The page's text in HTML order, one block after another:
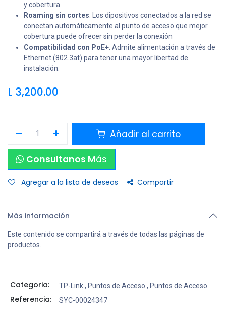
y cobertura.
Roaming sin cortes . Los dipositivos conectados a la red se
conectan automáticamente al punto de acceso que mejor
cobertura puede ofrecer sin perder la conexión
Compatibilidad con PoE+ . Admite alimentación a través de
Ethernet (802.3at) para tener una mayor libertad de
instalación.
L 3,200.00
Añadir al carrito
Consultanos Más
Agregar a la lista de deseos Compartir
Más información
Este contenido se compartirá a través de todas las páginas de
productos.
Categoria: TP-Link, Puntos de Acceso , Puntos de Acceso
Referencia: SYC-00024347